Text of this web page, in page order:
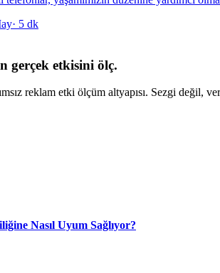
· 5 dk
gerçek etkisini ölç.
reklam etki ölçüm altyapısı. Sezgi değil,
Nasıl Uyum Sağlıyor?